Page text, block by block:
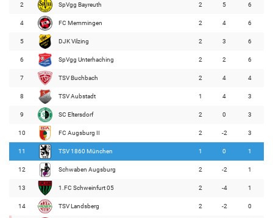
2 SpVgg Bayreuth 2 5 6
4 FC Memmingen 2 4 6
5 DJK Vilzing 2 3 6
6 SpVgg Unterhaching 2 2 6
7 TSV Buchbach 2 4 4
8 TSV Aubstadt 1 4 3
9 SC Eltersdorf 2 0 3
10 FC Augsburg II 2 -2 3
11 TSV 1860 München 1 0 1
12 Schwaben Augsburg 2 -2 1
13 1.FC Schweinfurt 05 2 -4 1
14 TSV Landsberg 2 -2 0